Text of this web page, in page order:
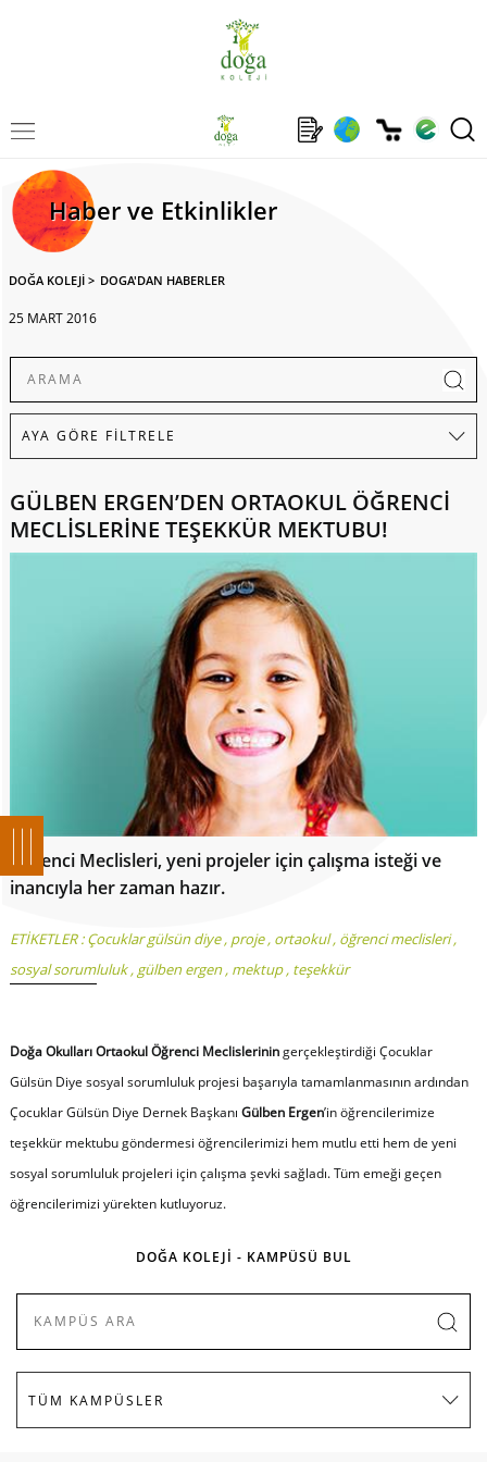
Haber ve Etkinlikler
DOĞA KOLEJİ > DOGA'DAN HABERLER
25 MART 2016
GÜLBEN ERGEN’DEN ORTAOKUL ÖĞRENCİ
MECLİSLERİNE TEŞEKKÜR MEKTUBU!
Öğrenci Meclisleri, yeni projeler için çalışma isteği ve
inancıyla her zaman hazır.
ETİKETLER :Çocuklar gülsün diye, proje, ortaokul, öğrenci meclisleri,
sosyal sorumluluk, gülben ergen, mektup, teşekkür
Doğa Okulları Ortaokul Öğrenci Meclisleriningerçekleştirdiği Çocuklar
Gülsün Diye sosyal sorumluluk projesi başarıyla tamamlanmasının ardından
Çocuklar Gülsün Diye Dernek Başkanı Gülben Ergen’in öğrencilerimize
teşekkür mektubu göndermesi öğrencilerimizi hem mutlu etti hem de yeni
sosyal sorumluluk projeleri için çalışma şevki sağladı. Tüm emeği geçen
öğrencilerimizi yürekten kutluyoruz.
DOĞA KOLEJİ - KAMPÜSÜ BUL